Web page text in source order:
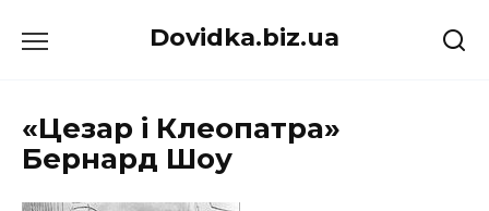
до
Dovidka.biz.ua
«Цезар і Клеопатра»
Бернард Шоу